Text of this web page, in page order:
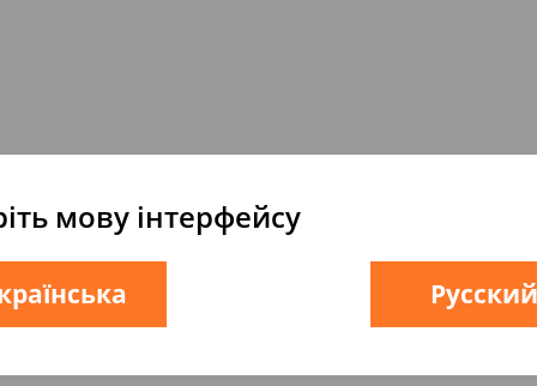
мову інтерфейсу
Русский